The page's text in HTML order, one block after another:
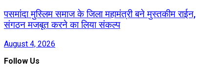
पसमांदा मुस्लिम समाज के जिला महामंत्री बने मुस्तकीम राईन,
संगठन मजबूत करने का लिया संकल्प
August 4, 2026
Follow Us